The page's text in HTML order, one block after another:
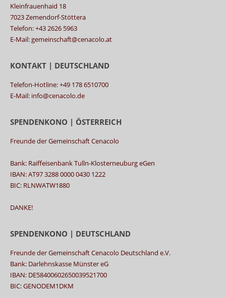
Kleinfrauenhaid 18
7023 Zemendorf-Stöttera
Telefon: +43 2626 5963
E-Mail: gemeinschaft@cenacolo.at
KONTAKT | DEUTSCHLAND
Telefon-Hotline: +49 178 6510700
E-Mail: info@cenacolo.de
SPENDENKONO | ÖSTERREICH
Freunde der Gemeinschaft Cenacolo
Bank: Raiffeisenbank Tulln-Klosterneuburg eGen
IBAN: AT97 3288 0000 0430 1222
BIC: RLNWATW1880
DANKE!
SPENDENKONO | DEUTSCHLAND
Freunde der Gemeinschaft Cenacolo Deutschland e.V.
Bank: Darlehnskasse Münster eG
IBAN: DE58400602650039521700
BIC: GENODEM1DKM